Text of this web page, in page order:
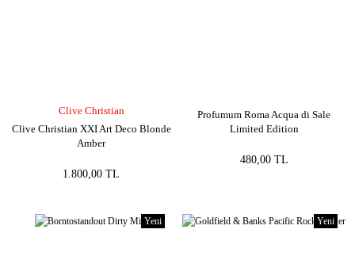
Clive Christian
Clive Christian XXI Art Deco Blonde
Amber
1.800,00 TL
Profumum Roma Acqua di Sale
Limited Edition
480,00 TL
Yeni Yeni